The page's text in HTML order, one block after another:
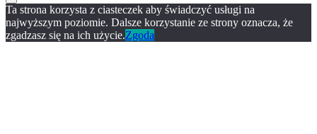
Ta strona korzysta z ciasteczek aby świadczyć usługi na
najwyższym poziomie. Dalsze korzystanie ze strony oznacza, że
zgadzasz się na ich użycie.Zgoda